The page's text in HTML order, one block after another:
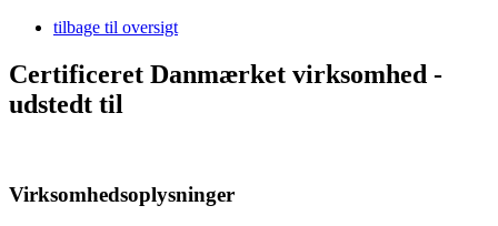
tilbage til oversigt
Certificeret Danmærket virksomhed -
udstedt til
Virksomhedsoplysninger